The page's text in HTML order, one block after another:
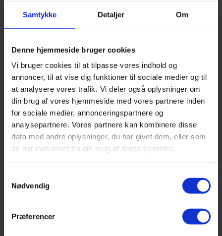
Samtykke Detaljer Om
Denne hjemmeside bruger cookies
Vi bruger cookies til at tilpasse vores indhold og
annoncer, til at vise dig funktioner til sociale medier og til
at analysere vores trafik. Vi deler også oplysninger om
din brug af vores hjemmeside med vores partnere inden
for sociale medier, annonceringspartnere og
analysepartnere. Vores partnere kan kombinere disse
data med andre oplysninger, du har givet dem, eller som
de har indsamlet fra din brug af deres tjenester.
Nødvendig
Præferencer
White
Fri fragt
Levering 1-2 dage
Fri fragt
⚠️ 3 tilbage på lager
1 175,-
køb
Levering 1-2 dageFri fragt
⚠️ 2 tilbage på lager
køb